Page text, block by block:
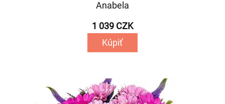
Anabela
1 039 CZK
Kúpiť